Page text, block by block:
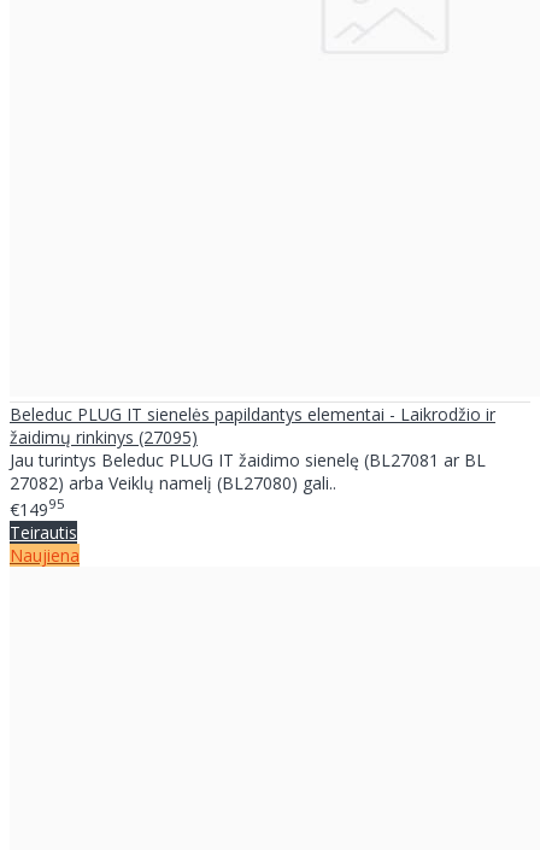
Beleduc PLUG IT sienelės papildantys elementai - Laikrodžio ir
žaidimų rinkinys (27095)
Jau turintys Beleduc PLUG IT žaidimo sienelę (BL27081 ar BL
27082) arba Veiklų namelį (BL27080) gali..
€14995
Teirautis
Naujiena